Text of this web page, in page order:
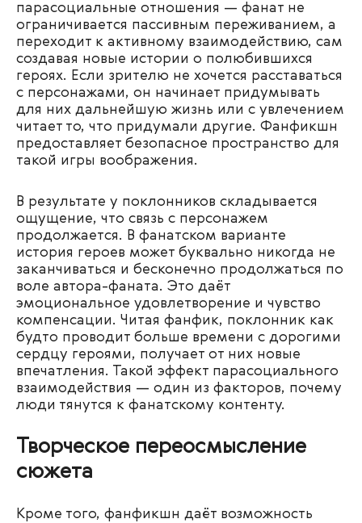
парасоциальные отношения — фанат не
ограничивается пассивным переживанием, а
переходит к активному взаимодействию, сам
создавая новые истории о полюбившихся
героях. Если зрителю не хочется расставаться
с персонажами, он начинает придумывать
для них дальнейшую жизнь или с увлечением
читает то, что придумали другие. Фанфикшн
предоставляет безопасное пространство для
такой игры воображения.
В результате у поклонников складывается
ощущение, что связь с персонажем
продолжается. В фанатском варианте
история героев может буквально никогда не
заканчиваться и бесконечно продолжаться по
воле автора-фаната. Это даёт
эмоциональное удовлетворение и чувство
компенсации. Читая фанфик, поклонник как
будто проводит больше времени с дорогими
сердцу героями, получает от них новые
впечатления. Такой эффект парасоциального
взаимодействия — один из факторов, почему
люди тянутся к фанатскому контенту.
Творческое переосмысление
сюжета
Кроме того, фанфикшн даёт возможность